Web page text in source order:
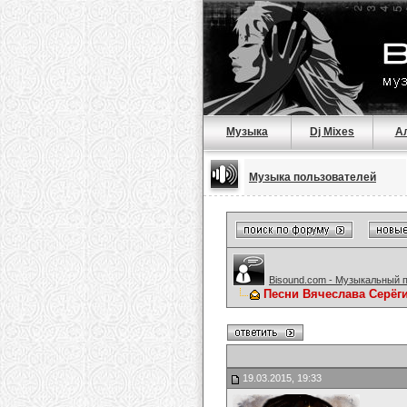
Музыка Dj Mixes
Музыка пользователей
Bisound.com - Музыкальный
Песни Вячеслава
19.03.2015, 19:33